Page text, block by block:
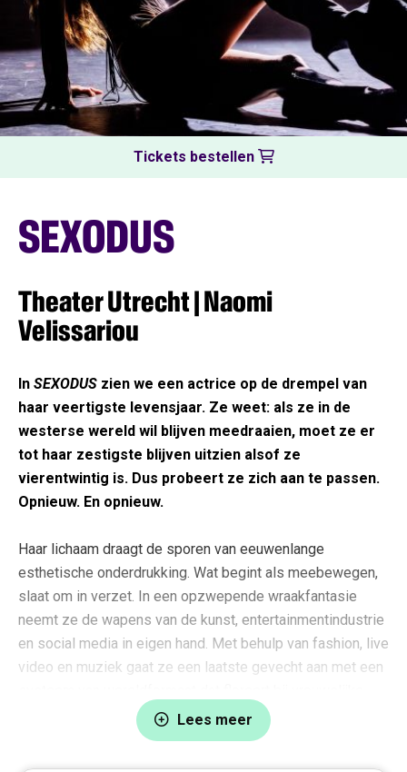
SEXODUS
Theater Utrecht | Naomi
Velissariou
In SEXODUS zien we een actrice op de drempel van
haar veertigste levensjaar. Ze weet: als ze in de
westerse wereld wil blijven meedraaien, moet ze er
tot haar zestigste blijven uitzien alsof ze
vierentwintig is. Dus probeert ze zich aan te passen.
Opnieuw. En opnieuw.
Haar lichaam draagt de sporen van eeuwenlange
esthetische onderdrukking. Wat begint als meebewegen,
slaat om in verzet. In een opzwepende wraakfantasie
neemt ze de wapens van de kunst, entertainmentindustrie
en social media in eigen hand. Met behulp van fashion, live
video en muziek gaat ze een laatste gevecht aan met een
onzekerheid. In de hoop dat ze, als de woede is
uitgeraast, een glimp kan krijgen van wat daar voorbij ligt.
Lees meer
Tickets bestellen